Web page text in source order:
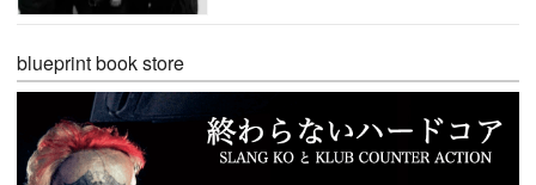
blueprint book store